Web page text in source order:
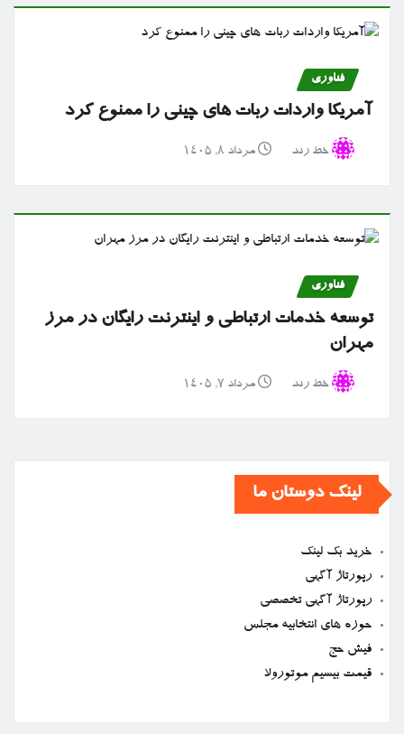
فناوری
آمریکا واردات ربات های چینی را ممنوع کرد
خط رند مرداد ۸, ۱۴۰۵
فناوری
توسعه خدمات ارتباطی و اینترنت رایگان در مرز
مهران
خط رند مرداد ۷, ۱۴۰۵
لینک دوستان ما
خرید بک لینک
رپورتاژ آگهی
رپورتاژ آگهی تخصصی
حوزه های انتخابیه مجلس
فیش حج
قیمت بیسیم موتورولا